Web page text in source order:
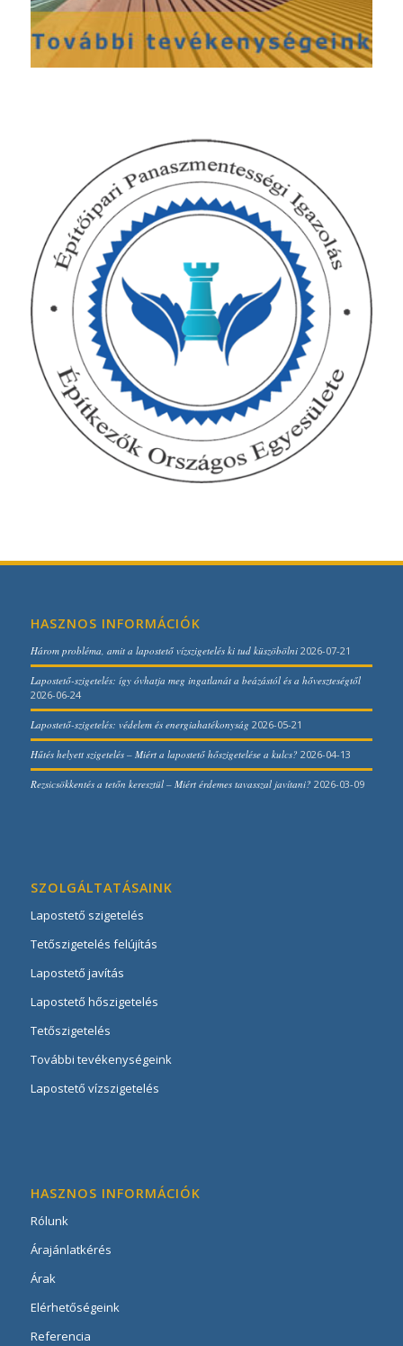
HASZNOS INFORMÁCIÓK
Három probléma, amit a lapostető vízszigetelés ki tud küszöbölni 2026-07-21
Lapostető-szigetelés: így óvhatja meg ingatlanát a beázástól és a hőveszteségtől
2026-06-24
Lapostető-szigetelés: védelem és energiahatékonyság 2026-05-21
Hűtés helyett szigetelés – Miért a lapostető hőszigetelése a kulcs? 2026-04-13
Rezsicsökkentés a tetőn keresztül – Miért érdemes tavasszal javítani? 2026-03-09
SZOLGÁLTATÁSAINK
Lapostető szigetelés
Tetőszigetelés felújítás
Lapostető javítás
Lapostető hőszigetelés
Tetőszigetelés
További tevékenységeink
Lapostető vízszigetelés
HASZNOS INFORMÁCIÓK
Rólunk
Árajánlatkérés
Árak
Elérhetőségeink
Referencia